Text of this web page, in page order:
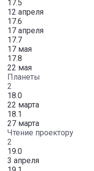
17.5
12 апреля
17.6
17 апреля
17.7
17 мая
17.8
22 мая
Планеты
2
18.0
22 марта
18.1
27 марта
Чтение проектору
2
19.0
3 апреля